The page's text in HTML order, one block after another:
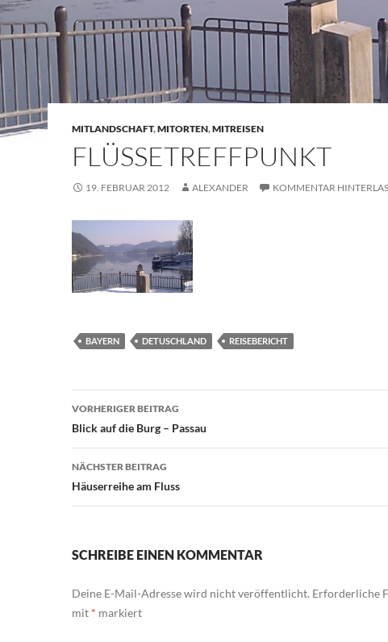
MITLANDSCHAFT,MITORTEN,MITREISEN
FLÜSSETREFFPUNKT
19. FEBRUAR 2012 ALEXANDER KOMMENTAR
BAYERN DETUSCHLAND REISEBERICHT
Beitragsnavigation
VORHERIGER BEITRAG
Blick auf die Burg – Passau
NÄCHSTER BEITRAG
Häuserreihe am Fluss
SCHREIBE EINEN KOMMENTAR
Deine E-Mail-Adresse wird nicht veröffentlicht. Erforderliche
mit * markiert